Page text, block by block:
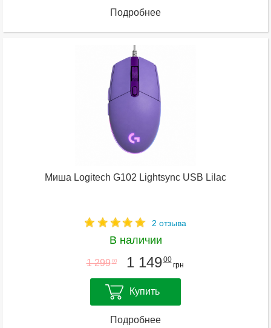
Подробнее
Миша Logitech G102 Lightsync USB Lilac
2 отзыва
В наличии
1 299 00 1 14900
грн
Купить
Подробнее